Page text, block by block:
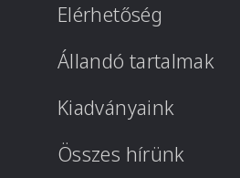
Elérhetőség
Állandó tartalmak
Kiadványaink
Összes hírünk